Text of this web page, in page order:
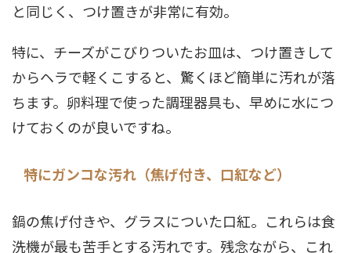
と同じく、つけ置きが非常に有効。
特に、チーズがこびりついたお皿は、つけ置きして
からヘラで軽くこすると、驚くほど簡単に汚れが落
ちます。卵料理で使った調理器具も、早めに水につ
けておくのが良いですね。
特にガンコな汚れ（焦げ付き、口紅など）
鍋の焦げ付きや、グラスについた口紅。これらは食
洗機が最も苦手とする汚れです。残念ながら、これ